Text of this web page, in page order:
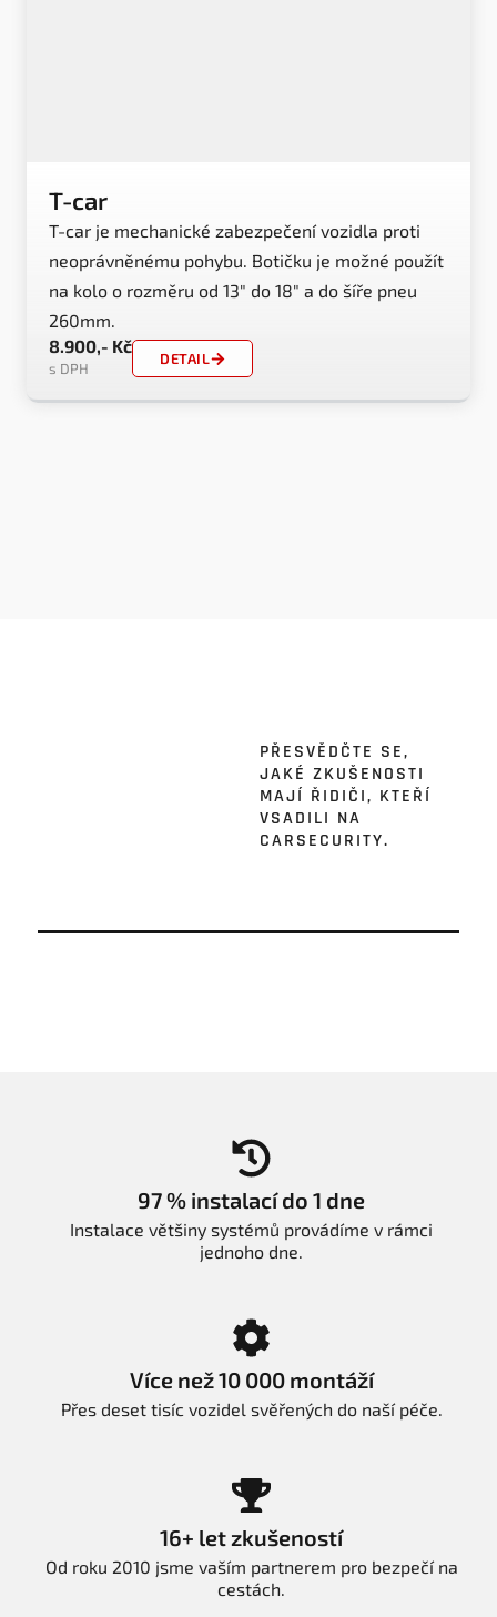
T-car
T-car je mechanické zabezpečení vozidla proti
neoprávněnému pohybu. Botičku je možné použít
na kolo o rozměru od 13″ do 18″ a do šíře pneu
260mm.
8.900,- Kč
s DPH
DETAIL
PŘESVĚDČTE SE,
JAKÉ ZKUŠENOSTI
MAJÍ ŘIDIČI, KTEŘÍ
VSADILI NA
CARSECURITY.
97 % instalací do 1 dne
Instalace většiny systémů provádíme v rámci
jednoho dne.
Více než 10 000 montáží
Přes deset tisíc vozidel svěřených do naší péče.
16+ let zkušeností
Od roku 2010 jsme vaším partnerem pro bezpečí na
cestách.